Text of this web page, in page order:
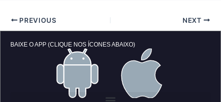
PREVIOUS NEXT
BAIXE O APP (CLIQUE NOS ÍCONES ABAIXO)